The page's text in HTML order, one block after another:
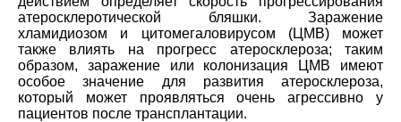
атеросклеротической бляшки. Заражение
хламидиозом и цитомегаловирусом (ЦМВ) может
также влиять на прогресс атеросклероза; таким
образом, заражение или колонизация ЦМВ имеют
особое значение для развития атеросклероза,
который может проявляться очень агрессивно у
пациентов после трансплантации.